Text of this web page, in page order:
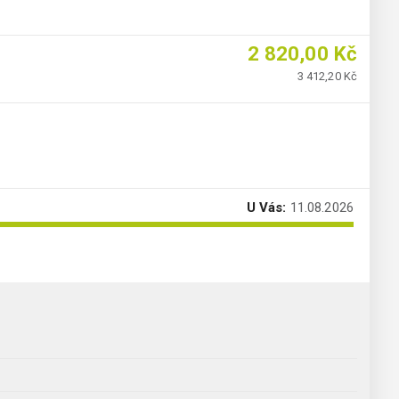
2 820,00 Kč
3 412,20 Kč
U Vás: 11.08.2026